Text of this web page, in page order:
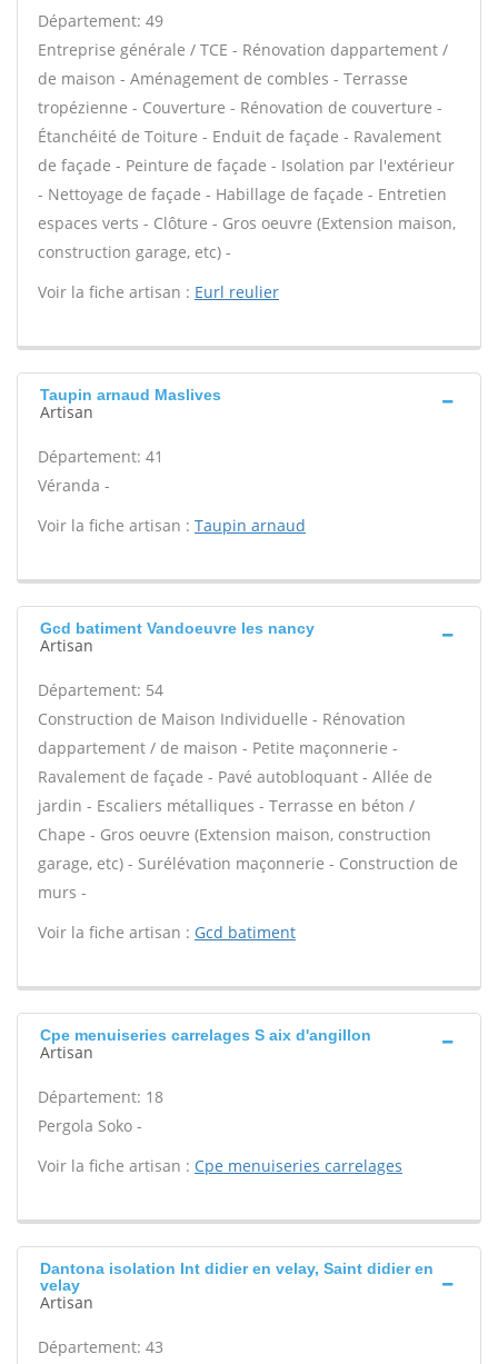
Département: 49
Entreprise générale / TCE - Rénovation dappartement /
de maison - Aménagement de combles - Terrasse
tropézienne - Couverture - Rénovation de couverture -
Étanchéité de Toiture - Enduit de façade - Ravalement
de façade - Peinture de façade - Isolation par l'extérieur
- Nettoyage de façade - Habillage de façade - Entretien
espaces verts - Clôture - Gros oeuvre (Extension maison,
construction garage, etc) -
Voir la fiche artisan : Eurl reulier
Taupin arnaud Maslives
Artisan
Département: 41
Véranda -
Voir la fiche artisan : Taupin arnaud
Gcd batiment Vandoeuvre les nancy
Artisan
Département: 54
Construction de Maison Individuelle - Rénovation
dappartement / de maison - Petite maçonnerie -
Ravalement de façade - Pavé autobloquant - Allée de
jardin - Escaliers métalliques - Terrasse en béton /
Chape - Gros oeuvre (Extension maison, construction
garage, etc) - Surélévation maçonnerie - Construction de
murs -
Voir la fiche artisan : Gcd batiment
Cpe menuiseries carrelages S aix d'angillon
Artisan
Département: 18
Pergola Soko -
Voir la fiche artisan : Cpe menuiseries carrelages
Dantona isolation Int didier en velay, Saint didier en
velay
Artisan
Département: 43